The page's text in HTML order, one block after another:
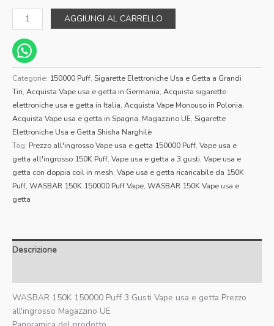
AGGIUNGI AL CARRELLO
Categorie: 150000 Puff, Sigarette Elettroniche Usa e Getta a Grandi
Tiri, Acquista Vape usa e getta in Germania, Acquista sigarette
elettroniche usa e getta in Italia, Acquista Vape Monouso in Polonia,
Acquista Vape usa e getta in Spagna, Magazzino UE, Sigarette
Elettroniche Usa e Getta Shisha Narghilè
Tag: Prezzo all'ingrosso Vape usa e getta 150000 Puff, Vape usa e
getta all'ingrosso 150K Puff, Vape usa e getta a 3 gusti, Vape usa e
getta con doppia coil in mesh, Vape usa e getta ricaricabile da 150K
Puff, WASBAR 150K 150000 Puff Vape, WASBAR 150K Vape usa e
getta
Descrizione
WASBAR 150K 150000 Puff 3 Gusti Vape usa e getta Prezzo
all'ingrosso Magazzino UE